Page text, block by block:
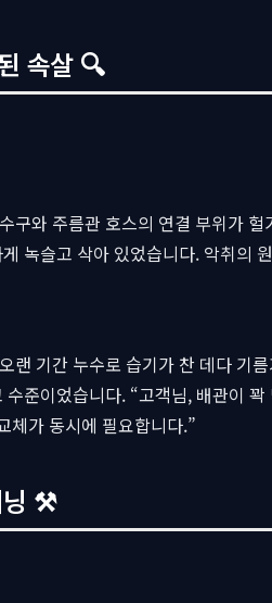
속살 🔍
구와 주름관 호스의 연결 부위가
녹슬고 삭아 있었습니다. 악취의
랜 기간 누수로 습기가 찬 데다 기
준이었습니다. “고객님, 배관이
체가 동시에 필요합니다.”
닝 ⚒